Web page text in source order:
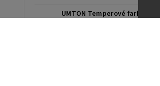
UMTON Temperové farby 35ml,